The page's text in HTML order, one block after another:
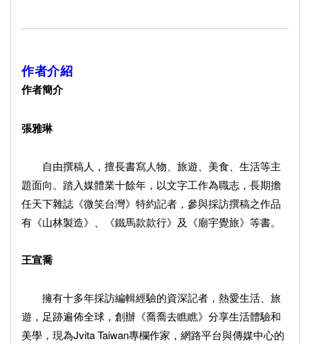
作者介紹
作者簡介
張雅琳
自由撰稿人，擅長書寫人物、旅遊、美食、生活等主
題面向。踏入媒體業十餘年，以文字工作為職志，長期擔
任天下雜誌《微笑台灣》特約記者，參與採訪撰稿之作品
有《山林製造》、《鐵馬款款行》及《廟宇覺旅》等書。
王宣喬
擁有十多年採訪編輯經驗的資深記者，熱愛生活、旅
遊，足跡遍佈全球，創辦《喬喬去瞧瞧》分享生活體驗和
美學，現為Jvita Taiwan專欄作家，網路平台與傳媒中心的